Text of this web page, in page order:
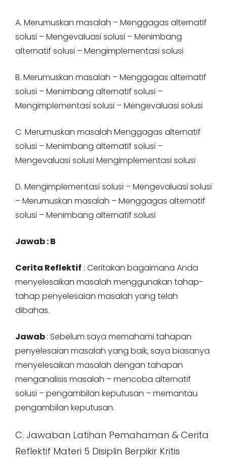
A. Merumuskan masalah – Menggagas alternatif
solusi – Mengevaluasi solusi – Menimbang
alternatif solusi – Mengimplementasi solusi
B. Merumuskan masalah – Menggagas alternatif
solusi – Menimbang alternatif solusi –
Mengimplementasi solusi – Mengevaluasi solusi
C. Merumuskan masalah Menggagas alternatif
solusi – Menimbang alternatif solusi –
Mengevaluasi solusi Mengimplementasi solusi
D. Mengimplementasi solusi – Mengevaluasi solusi
– Merumuskan masalah – Menggagas alternatif
solusi – Menimbang alternatif solusi
Jawab : B
Cerita Reflektif : Ceritakan bagaimana Anda
menyelesaikan masalah menggunakan tahap-
tahap penyelesaian masalah yang telah
dibahas.
Jawab: Sebelum saya memahami tahapan
penyelesaian masalah yang baik, saya biasanya
menyelesaikan masalah dengan tahapan
menganalisis masalah – mencoba alternatif
solusi – pengambilan keputusan – memantau
pengambilan keputusan.
C. Jawaban Latihan Pemahaman & Cerita
Reflektif Materi 5 Disiplin Berpikir Kritis